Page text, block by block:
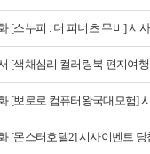
[스누피 : 더 피너츠 무비] 시
[색채심리 컬러링북 편지여행
[뽀로로 컴퓨터왕국대모험]
[몬스터호텔2] 시사이벤트